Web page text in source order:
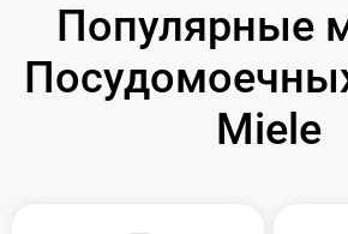
Популярные
Miele